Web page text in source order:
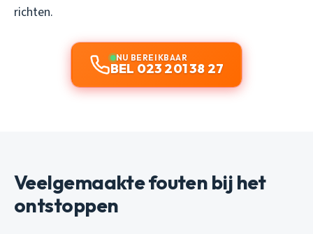
richten.
NU BEREIKBAAR
BEL 023 201 38 27
Veelgemaakte fouten bij het
ontstoppen